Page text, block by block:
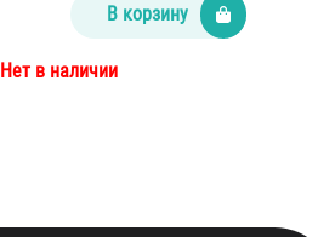
В корзину
Нет в наличии